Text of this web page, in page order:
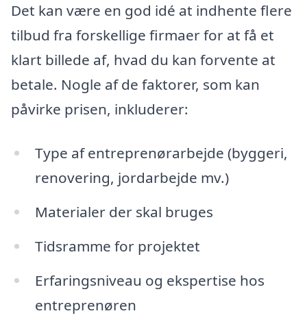
Det kan være en god idé at indhente flere
tilbud fra forskellige firmaer for at få et
klart billede af, hvad du kan forvente at
betale. Nogle af de faktorer, som kan
påvirke prisen, inkluderer:
Type af entreprenørarbejde (byggeri,
renovering, jordarbejde mv.)
Materialer der skal bruges
Tidsramme for projektet
Erfaringsniveau og ekspertise hos
entreprenøren